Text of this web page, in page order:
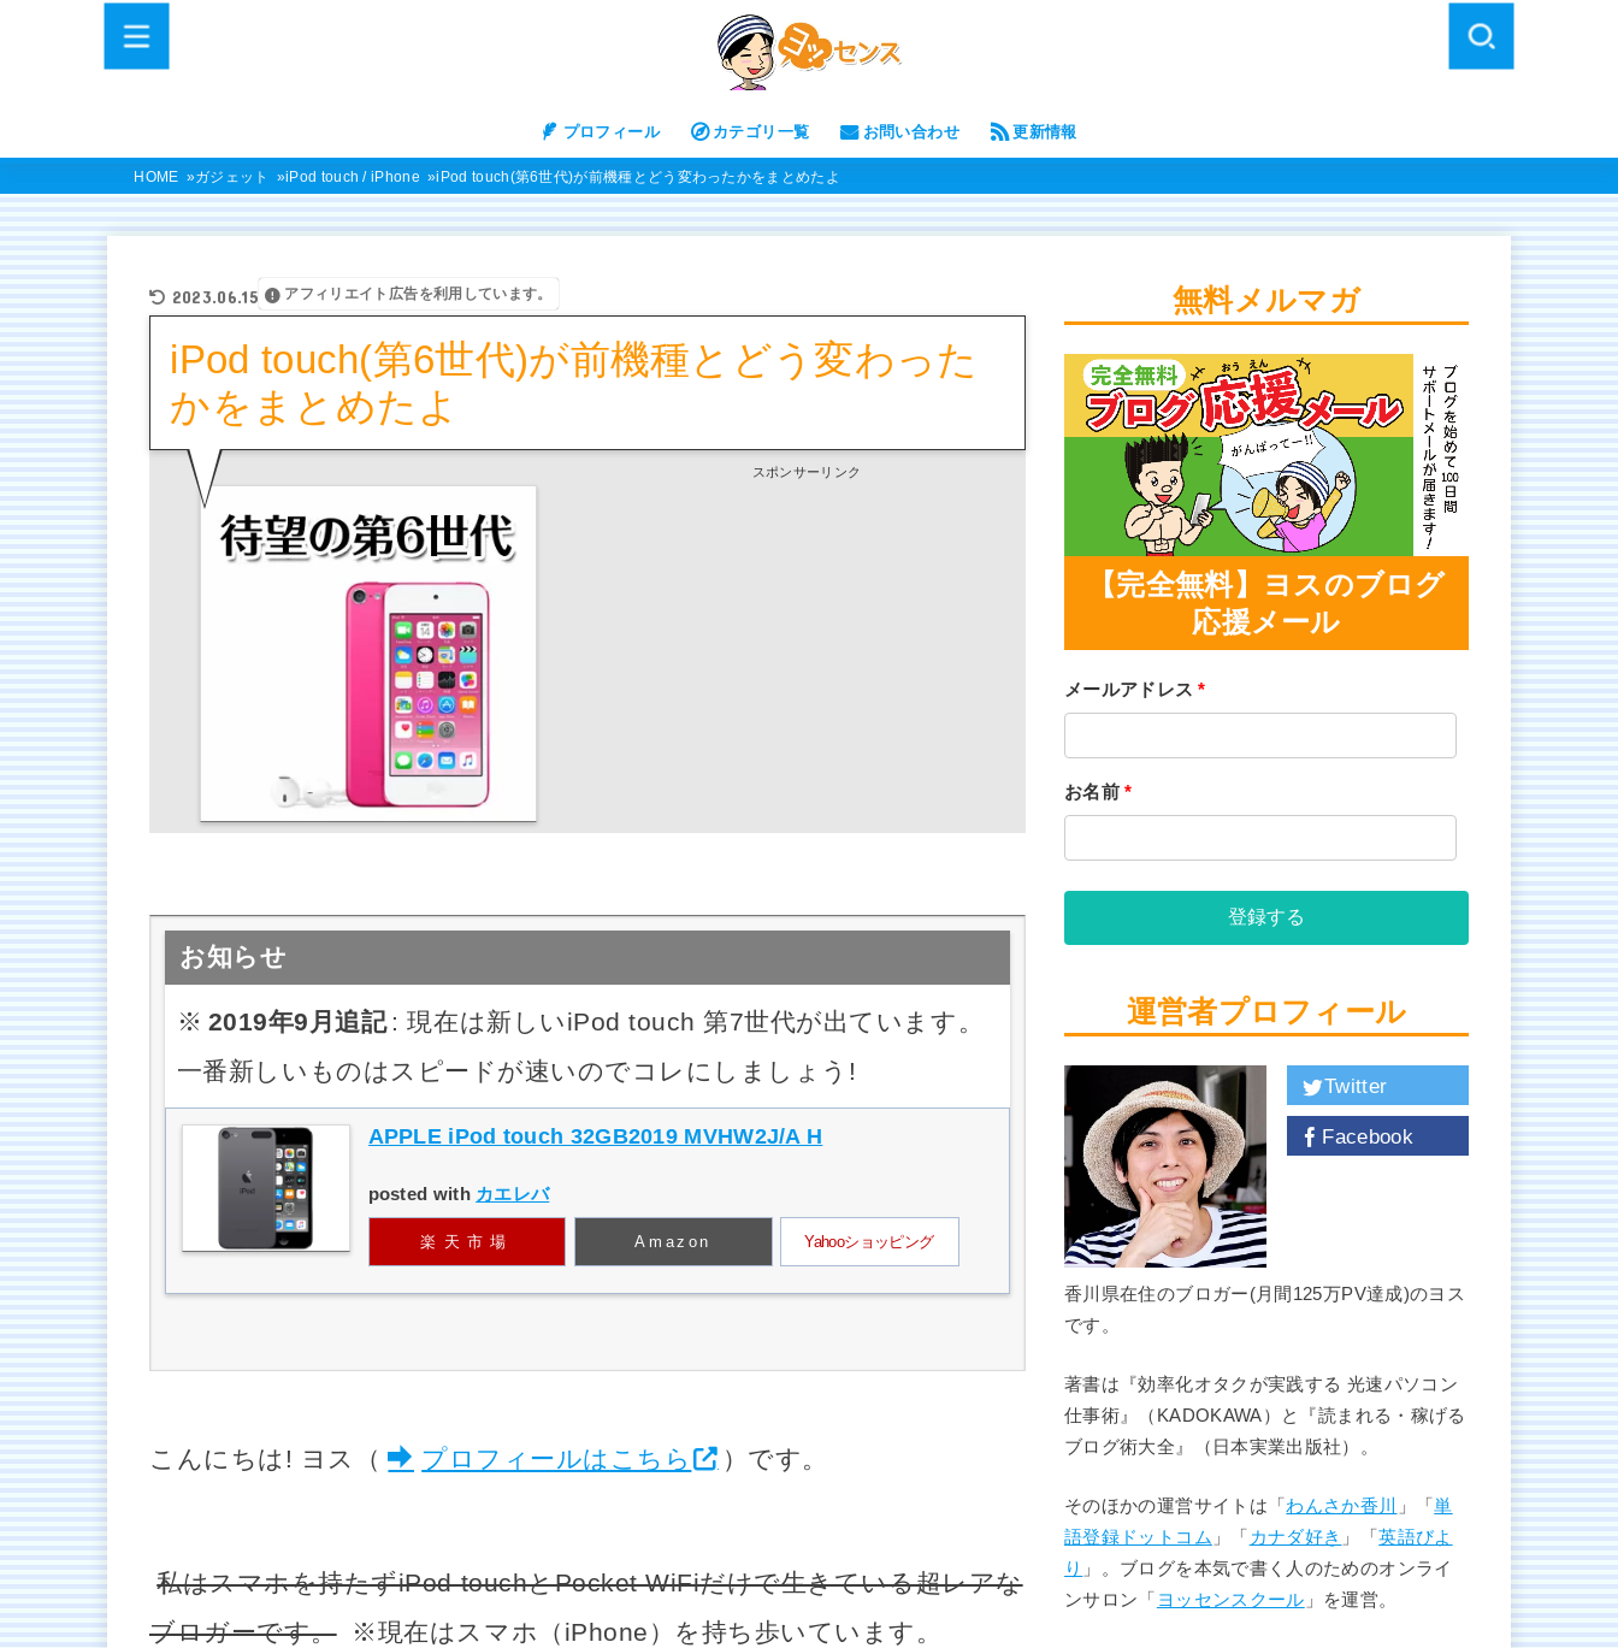
プロフィール カテゴリ一覧 お問い合わせ 更新情報
HOME ガジェット iPod touch / iPhone iPod touch(第6世代)が前機種とどう変わったかをまとめたよ
2023.06.15 アフィリエイト広告を利用しています。
iPod touch(第6世代)が前機種とどう変わった
かをまとめたよ
スポンサーリンク
お知らせ
※ 2019年9月追記 : 現在は新しいiPod touch 第7世代が出ています。
一番新しいものはスピードが速いのでコレにしましょう!
APPLE iPod touch 32GB2019 MVHW2J/A H
posted with カエレバ
楽天市場 Amazon Yahooショッピング
こんにちは! ヨス（ プロフィールはこちら ）です。
私はスマホを持たずiPod touchとPocket WiFiだけで生きている超レアな
ブロガーです。
※現在はスマホ（iPhone）を持ち歩いています。
無料メルマガ
【完全無料】ヨスのブログ
応援メール
メールアドレス*
お名前*
登録する
運営者プロフィール
Twitter
Facebook
香川県在住のブロガー(月間125万PV達成)のヨス
です。
著書は『効率化オタクが実践する 光速パソコン
仕事術』（KADOKAWA）と『読まれる・稼げる
ブログ術大全』（日本実業出版社）。
そのほかの運営サイトは「わんさか香川 」「単
語登録ドットコム 」「 カナダ好き 」「英語びよ
り 」。ブログを本気で書く人のためのオンライ
ンサロン「 ヨッセンスクール 」を運営。